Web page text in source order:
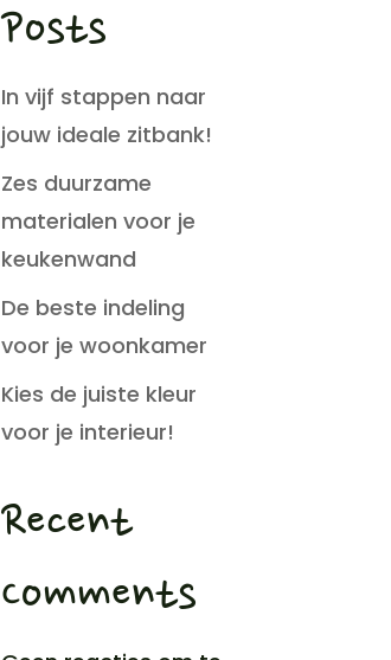
Posts
In vijf stappen naar
jouw ideale zitbank!
Zes duurzame
materialen voor je
keukenwand
De beste indeling
voor je woonkamer
Kies de juiste kleur
voor je interieur!
Recent
Comments